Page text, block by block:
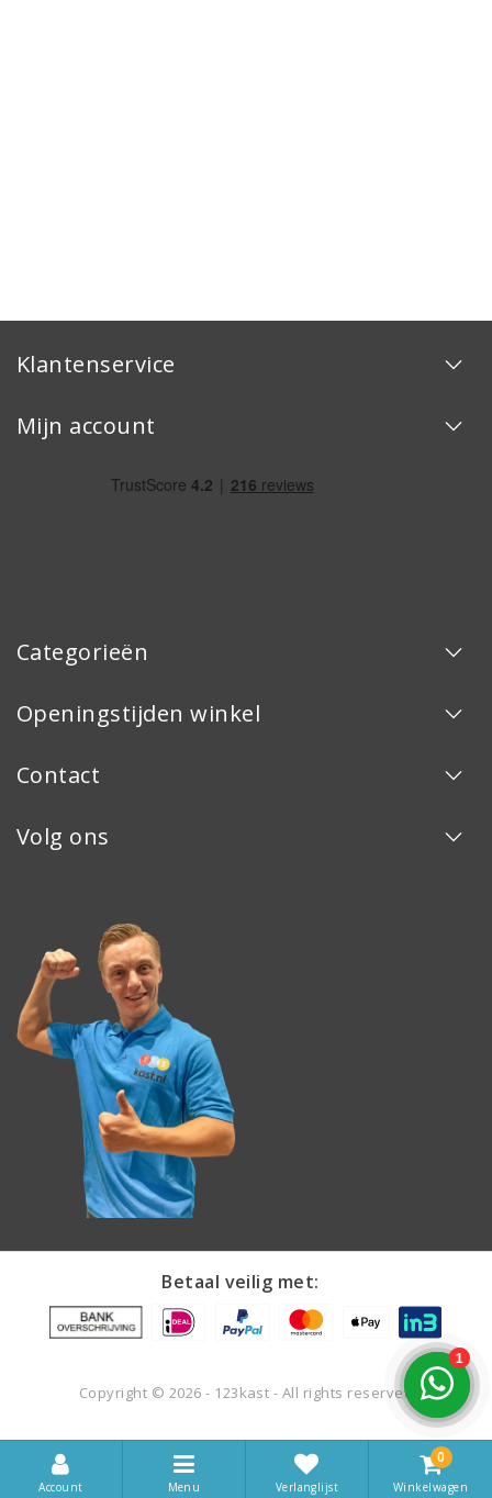
Klantenservice
Mijn account
Categorieën
Openingstijden winkel
Contact
Volg ons
Betaal veilig met:
Copyright © 2026 - 123kast - All rights reserved
Account Menu Verlanglijst
0
Winkelwagen